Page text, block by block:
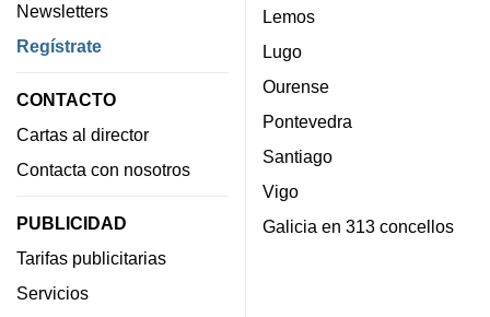
Newsletters
Regístrate
CONTACTO
Cartas al director
Contacta con nosotros
PUBLICIDAD
Tarifas publicitarias
Servicios
Lemos
Lugo
Ourense
Pontevedra
Santiago
Vigo
Galicia en 313 concellos